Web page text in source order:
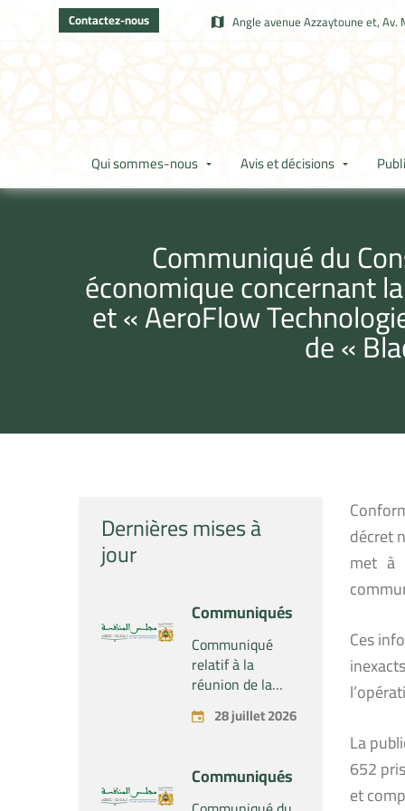
Contactez-nous Angle avenue Azzaytoune et, Av.
Qui sommes-nous Avis et décisions
Communiqué du
économique concernant
et « AeroFlow
de «
Dernières mises à
jour
Communiqués
Communiqué
relatif à la
réunion de la
Section du
Conseil de la
Tenue le mardi
28 juillet 2026
28 juillet 2026
Communiqués
décret
met à
Ces
La
652
et